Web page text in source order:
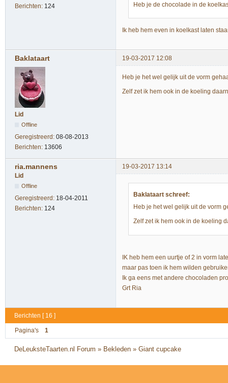
Berichten: 124
Heb je de chocolade in de
Ik heb hem even in koelkast laten
Baklataart 19-03-2017 12:08
Lid
Offline
Geregistreerd: 08-08-2013
Berichten: 13606
Heb je het wel gelijk uit de vorm
Zelf zet ik hem ook in de koeling
ria.mannens
19-03-2017 13:14
Lid
Offline
Geregistreerd: 18-04-2011
Berichten: 124
Baklataart schreef:
Heb je het wel gelijk uit de vorm
Zelf zet ik hem ook in de koeling
IK heb hem een uurtje of 2 in vorm
maar pas toen ik hem wilden
Ik ga eens met andere chocoladen
Grt Ria
Berichten [ 16 ]
Pagina's 1
DeLeuksteTaarten.nl Forum » Bekleden »Giant cupcake